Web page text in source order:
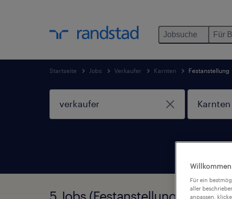
Jobsuche Für
Startseite Jobs Verkaufer Karnten Festanstellung
5 Jobs (Festanstellung) in
Für ein
aller
anpassen,